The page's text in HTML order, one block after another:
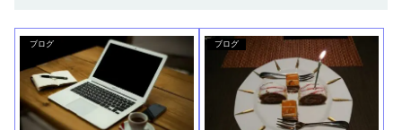
ブログ ブログ